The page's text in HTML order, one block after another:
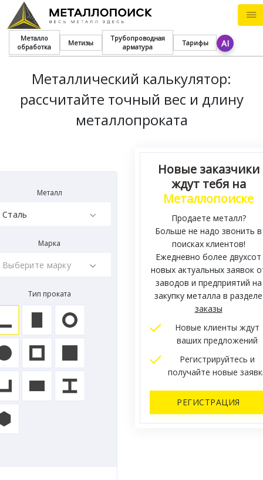
Металло
обработка
Метизы
Трубопроводная
арматура
Тарифы AI
Металлический калькулятор:
рассчитайте точный вес и длину
металлопроката
Металл
Марка
Тип проката
Новые заказчики
ждут тебя на
Металлопоиске
Продаете металл?
Больше не надо звонить в
поисках клиентов!
Ежедневно более двухсот
новых актуальных заявок
заводов и предприятий на
закупку металла в разделе
заказы
Новые клиенты ждут
ваших предложений
Регистрируйтесь и
получайте новые
РЕГИСТРАЦИЯ